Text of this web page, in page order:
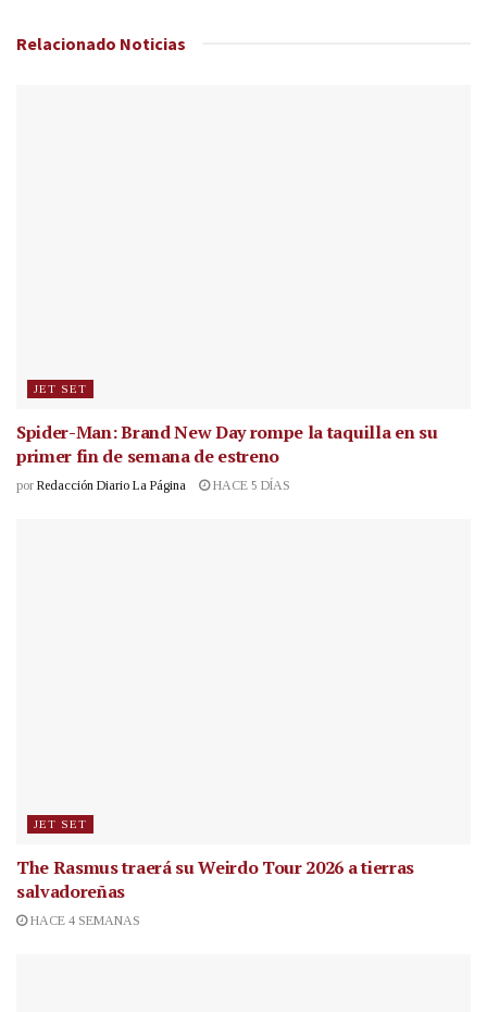
Relacionado Noticias
JET SET
Spider-Man: Brand New Day rompe la taquilla en su
primer fin de semana de estreno
por Redacción Diario La Página HACE 5 DÍAS
JET SET
The Rasmus traerá su Weirdo Tour 2026 a tierras
salvadoreñas
HACE 4 SEMANAS